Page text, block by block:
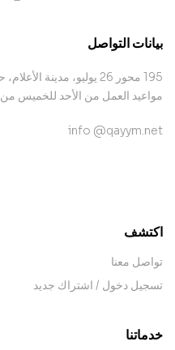
بيانات التواصل
195 محور 26 يوليو، مدينة الأعلام، حي العجوزة، محافظة الجيزة ، مصر
مواعيد العمل من الأحد للخميس من 12 لـ 6
info @qayym.net
اكتشف
تواصل معنا
تسجيل دخول / اشتراك جديد
خدماتنا